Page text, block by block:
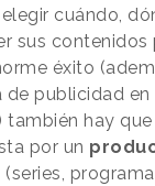
cuándo,
sus contenidos
éxito
de publicidad
también hay
por un
(series,